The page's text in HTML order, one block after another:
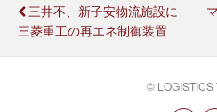
三井不、新子安物流施設に
三菱重工の再エネ制御装置
© LOGISTICS